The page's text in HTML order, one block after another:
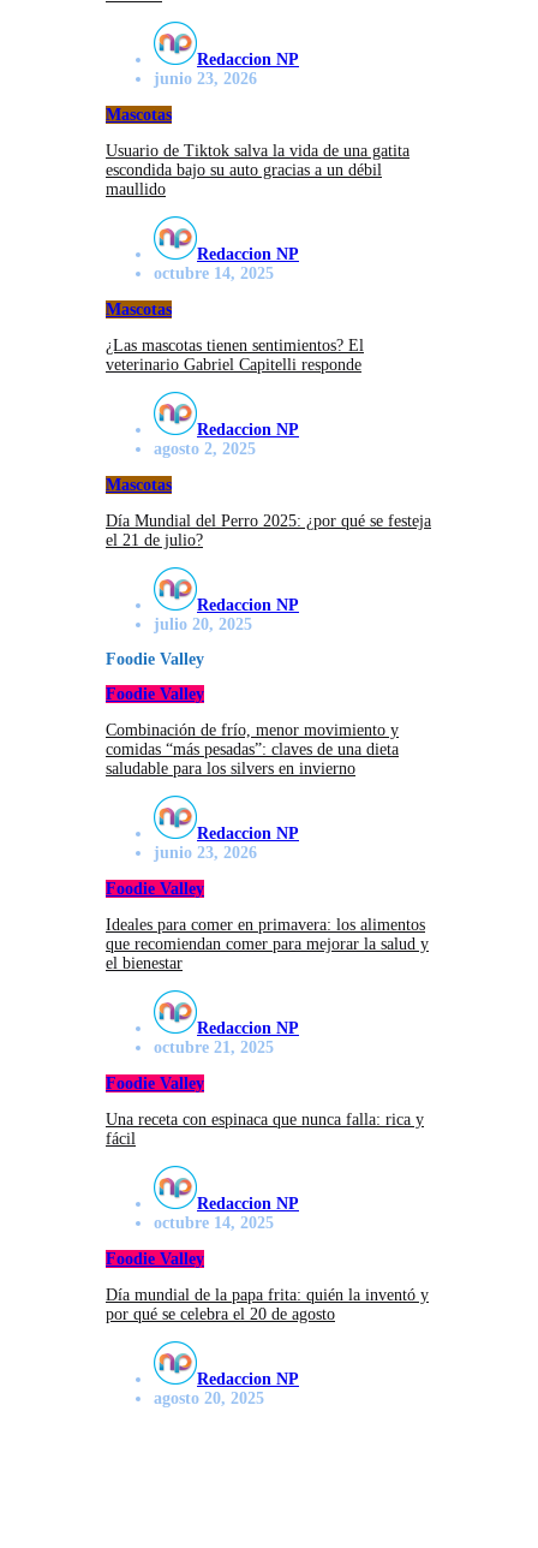
Redaccion NP
junio 23, 2026
Mascotas
Usuario de Tiktok salva la vida de una gatita
escondida bajo su auto gracias a un débil
maullido
Redaccion NP
octubre 14, 2025
Mascotas
¿Las mascotas tienen sentimientos? El
veterinario Gabriel Capitelli responde
Redaccion NP
agosto 2, 2025
Mascotas
Día Mundial del Perro 2025: ¿por qué se festeja
el 21 de julio?
Redaccion NP
julio 20, 2025
Foodie Valley
Foodie Valley
Combinación de frío, menor movimiento y
comidas “más pesadas”: claves de una dieta
saludable para los silvers en invierno
Redaccion NP
junio 23, 2026
Foodie Valley
Ideales para comer en primavera: los alimentos
que recomiendan comer para mejorar la salud y
el bienestar
Redaccion NP
octubre 21, 2025
Foodie Valley
Una receta con espinaca que nunca falla: rica y
fácil
Redaccion NP
octubre 14, 2025
Foodie Valley
Día mundial de la papa frita: quién la inventó y
por qué se celebra el 20 de agosto
Redaccion NP
agosto 20, 2025